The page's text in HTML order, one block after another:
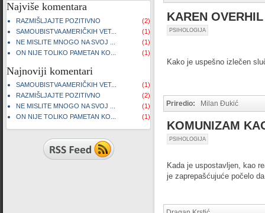
Najviše komentara
(2)
RAZMIŠLJAJTE POZITIVNO
(1)
SAMOUBISTVA AMERIČKIH VET...
(1)
NE MISLITE MNOGO NA SVOJ ...
(1)
ON NIJE TOLIKO PAMETAN KO...
Najnoviji komentari
(1)
SAMOUBISTVA AMERIČKIH VET...
(2)
RAZMIŠLJAJTE POZITIVNO
(1)
NE MISLITE MNOGO NA SVOJ ...
(1)
ON NIJE TOLIKO PAMETAN KO...
KAREN
PSIHOLOGIJA
Kako je uspešno izlečen
Priredio: Milan Đukić
KOMUNIZAM
PSIHOLOGIJA
Kada je uspostavljen, kao
je zaprepašćujuće počelo